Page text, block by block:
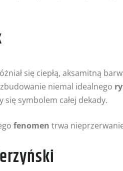
się ciepłą, aksamitną
niemal idealnego
się symbolem całej dekady.
fenomen trwa